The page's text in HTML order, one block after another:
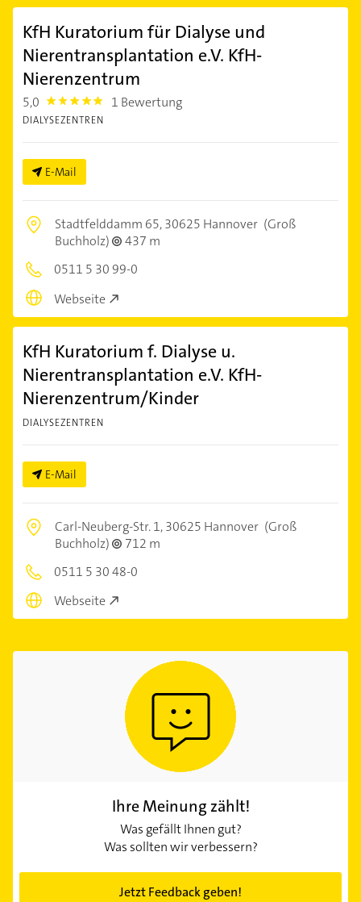
KfH Kuratorium für Dialyse und
Nierentransplantation e.V. KfH-
Nierenzentrum
5,0 5.0 1 Bewertung
DIALYSEZENTREN
E-Mail
Stadtfelddamm 65,30625 Hannover (Groß
Buchholz)
437 m
0511 5 30 99-0
Webseite
KfH Kuratorium f. Dialyse u.
Nierentransplantation e.V. KfH-
Nierenzentrum/Kinder
DIALYSEZENTREN
E-Mail
Carl-Neuberg-Str. 1,30625 Hannover (Groß
Buchholz)
712 m
0511 5 30 48-0
Webseite
Ihre Meinung zählt!
Was gefällt Ihnen gut?
Was sollten wir verbessern?
Jetzt Feedback geben!